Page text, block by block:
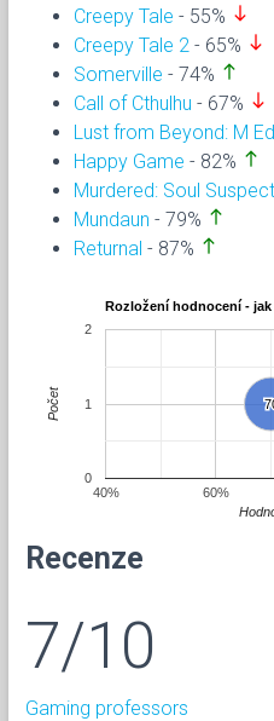
Creepy Tale - 55% south
Creepy Tale 2 - 65% south
Somerville - 74% north
Call of Cthulhu - 67% south
Lust from Beyond: M
Happy Game - 82% north
Murdered: Soul Suspect
Mundaun - 79% north
Returnal - 87% north
Rozložení hodnocení -
40% 60%
0
1
2
Počet
Recenze
7/10
Gaming professors